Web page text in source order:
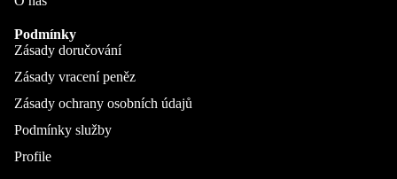
Podmínky
Zásady doručování
Zásady vracení peněz
Zásady ochrany osobních údajů
Podmínky služby
Profile